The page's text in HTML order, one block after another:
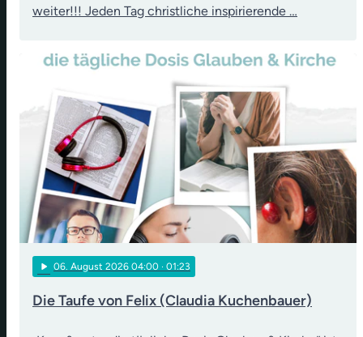
weiter!!! Jeden Tag christliche inspirierende …
play_arrow 06. August 2026 04:00 · 01:23
Die Taufe von Felix (Claudia Kuchenbauer)